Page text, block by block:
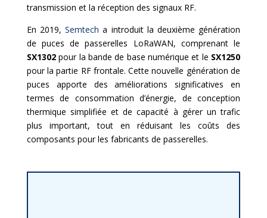
transmission et la réception des signaux RF.
En 2019,Semtech a introduit la deuxième génération
de puces de passerelles LoRaWAN, comprenant le
SX1302pour la bande de base numérique et le SX1250
pour la partie RF frontale. Cette nouvelle génération de
puces apporte des améliorations significatives en
termes de consommation d’énergie, de conception
thermique simplifiée et de capacité à gérer un trafic
plus important, tout en réduisant les coûts des
composants pour les fabricants de passerelles.